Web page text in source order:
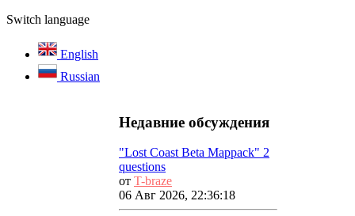
Switch language
English
Russian
Недавние обсуждения
"Lost Coast Beta Mappack" 2
questions
от T-braze
06 Авг 2026, 22:36:18